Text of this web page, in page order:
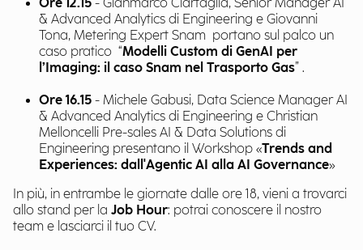
Ore 12.15 - Gianmarco Ciarfaglia, Senior Manager AI
& Advanced Analytics di Engineering e Giovanni
Tona, Metering Expert Snam portano sul palco un
caso pratico “Modelli Custom di GenAI per
l’Imaging: il caso Snam nel Trasporto Gas” .
Ore 16.15 - Michele Gabusi, Data Science Manager AI
& Advanced Analytics di Engineering e Christian
Melloncelli Pre-sales AI & Data Solutions di
Engineering presentano il Workshop «Trends and
Experiences: dall'Agentic AI alla AI Governance»
In più, in entrambe le giornate dalle ore 18, vieni a trovarci
allo stand per la Job Hour: potrai conoscere il nostro
team e lasciarci il tuo CV.